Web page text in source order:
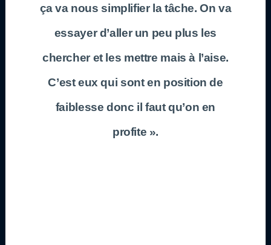
ça va nous simplifier la tâche. On va
essayer d’aller un peu plus les
chercher et les mettre mais à l’aise.
C’est eux qui sont en position de
faiblesse donc il faut qu’on en
profite ».